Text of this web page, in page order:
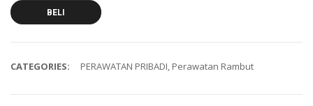
BELI
CATEGORIES: PERAWATAN PRIBADI, Perawatan Rambut